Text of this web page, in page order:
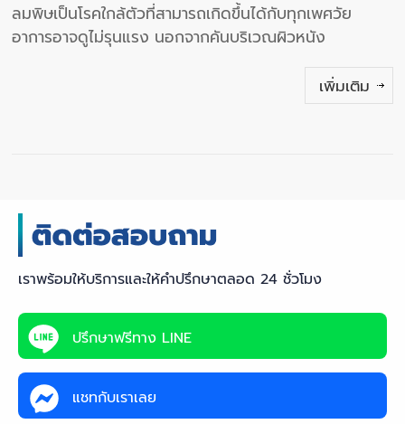
ลมพิษเป็นโรคใกล้ตัวที่สามารถเกิดขึ้นได้กับทุกเพศวัย
อาการอาจดูไม่รุนแรง นอกจากคันบริเวณผิวหนัง
เพิ่มเติม
เราพร้อมให้บริการและให้คำปรึกษาตลอด 24 ชั่วโมง
ปรึกษาฟรีทาง LINE
แชทกับเราเลย